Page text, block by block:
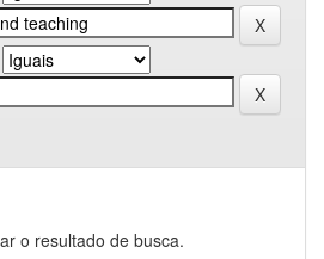
o resultado de busca.